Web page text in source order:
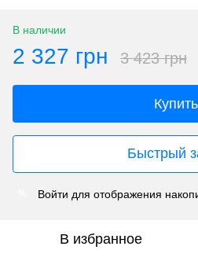
В наличии
2 327 грн 3 423 грн
Купить
Быстрый
Войти для отображения
В избранное